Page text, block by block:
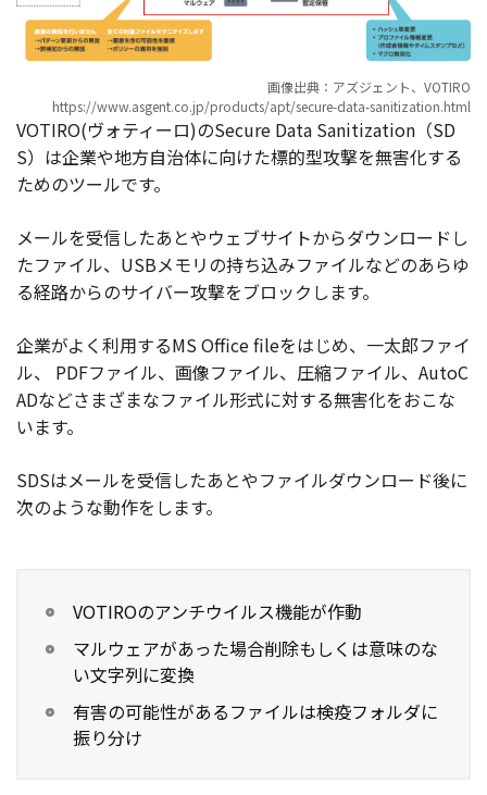
画像出典：アズジェント、VOTIRO
https://www.asgent.co.jp/products/apt/secure-data-sanitization.html
VOTIRO(ヴォティーロ)のSecure Data Sanitization（SD
S）は企業や地方自治体に向けた標的型攻撃を無害化する
ためのツールです。
メールを受信したあとやウェブサイトからダウンロードし
たファイル、USBメモリの持ち込みファイルなどのあらゆ
る経路からのサイバー攻撃をブロックします。
企業がよく利用するMS Office fileをはじめ、一太郎ファイ
ル、 PDFファイル、画像ファイル、圧縮ファイル、AutoC
ADなどさまざまなファイル形式に対する無害化をおこな
います。
SDSはメールを受信したあとやファイルダウンロード後に
次のような動作をします。
VOTIROのアンチウイルス機能が作動
マルウェアがあった場合削除もしくは意味のな
い文字列に変換
有害の可能性があるファイルは検疫フォルダに
振り分け